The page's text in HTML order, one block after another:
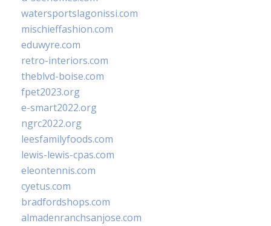
watersportslagonissi.com
mischieffashion.com
eduwyre.com
retro-interiors.com
theblvd-boise.com
fpet2023.org
e-smart2022.org
ngrc2022.org
leesfamilyfoods.com
lewis-lewis-cpas.com
eleontennis.com
cyetus.com
bradfordshops.com
almadenranchsanjose.com